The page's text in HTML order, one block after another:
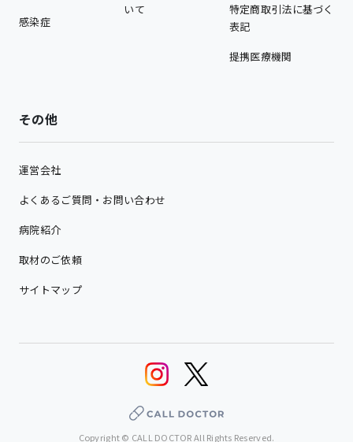
感染症
いて
特定商取引法に基づく
表記
提携医療機関
その他
運営会社
よくあるご質問・お問い合わせ
病院紹介
取材のご依頼
サイトマップ
Copyright © CALL DOCTOR All Rights Reserved.